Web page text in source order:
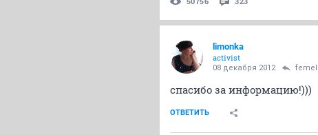
limonka
activist
08 декабря 2012 femeli
спасибо за информацию!)))
ОТВЕТИТЬ